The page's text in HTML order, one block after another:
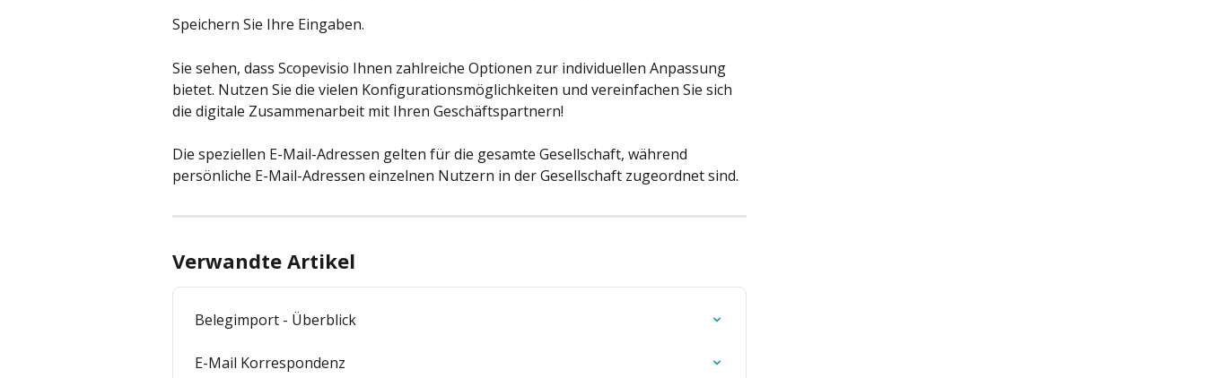
Speichern Sie Ihre Eingaben.
Sie sehen, dass Scopevisio Ihnen zahlreiche Optionen zur individuellen Anpassung
bietet. Nutzen Sie die vielen Konfigurationsmöglichkeiten und vereinfachen Sie sich
die digitale Zusammenarbeit mit Ihren Geschäftspartnern!
Die speziellen E-Mail-Adressen gelten für die gesamte Gesellschaft, während
persönliche E-Mail-Adressen einzelnen Nutzern in der Gesellschaft zugeordnet sind.
Verwandte Artikel
Belegimport - Überblick
E-Mail Korrespondenz